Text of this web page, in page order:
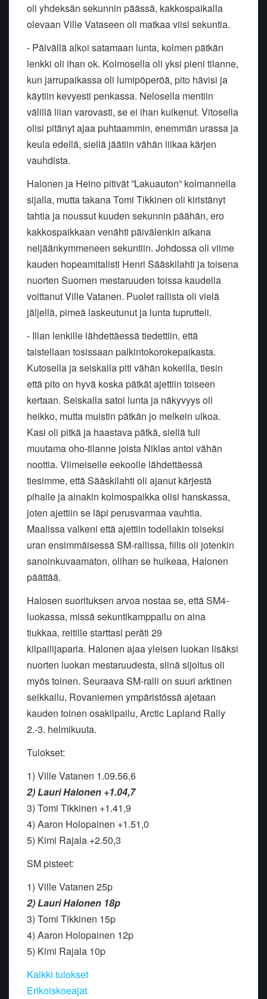
oli yhdeksän sekunnin päässä, kakkospaikalla
olevaan Ville Vataseen oli matkaa viisi sekuntia.
- Päivällä alkoi satamaan lunta, kolmen pätkän
lenkki oli ihan ok. Kolmosella oli yksi pieni tilanne,
kun jarrupaikassa oli lumipöperöä, pito hävisi ja
käytiin kevyesti penkassa. Nelosella mentiin
välillä liian varovasti, se ei ihan kulkenut. Vitosella
olisi pitänyt ajaa puhtaammin, enemmän urassa ja
keula edellä, siellä jäätiin vähän liikaa kärjen
vauhdista.
Halonen ja Heino pitivät ”Lakuauton” kolmannella
sijalla, mutta takana Tomi Tikkinen oli kiristänyt
tahtia ja noussut kuuden sekunnin päähän, ero
kakkospaikkaan venähti päivälenkin aikana
neljäänkymmeneen sekuntiin. Johdossa oli viime
kauden hopeamitalisti Henri Sääskilahti ja toisena
nuorten Suomen mestaruuden toissa kaudella
voittanut Ville Vatanen. Puolet rallista oli vielä
jäljellä, pimeä laskeutunut ja lunta tuprutteli.
- Illan lenkille lähdettäessä tiedettiin, että
taistellaan tosissaan palkintokorokepaikasta.
Kutosella ja seiskalla piti vähän kokeilla, tiesin
että pito on hyvä koska pätkät ajettiin toiseen
kertaan. Seiskalla satoi lunta ja näkyvyys oli
heikko, mutta muistin pätkän jo melkein ulkoa.
Kasi oli pitkä ja haastava pätkä, siellä tuli
muutama oho-tilanne joista Niklas antoi vähän
noottia. Viimeiselle eekoolle lähdettäessä
tiesimme, että Sääskilahti oli ajanut kärjestä
pihalle ja ainakin kolmospaikka olisi hanskassa,
joten ajettiin se läpi perusvarmaa vauhtia.
Maalissa valkeni että ajettiin todellakin toiseksi
uran ensimmäisessä SM-rallissa, fiilis oli jotenkin
sanoinkuvaamaton, olihan se huikeaa, Halonen
päättää.
Halosen suorituksen arvoa nostaa se, että SM4-
luokassa, missä sekuntikamppailu on aina
tiukkaa, reitille starttasi peräti 29
kilpailijaparia. Halonen ajaa yleisen luokan lisäksi
nuorten luokan mestaruudesta, siinä sijoitus oli
myös toinen. Seuraava SM-ralli on suuri arktinen
seikkailu, Rovaniemen ympäristössä ajetaan
kauden toinen osakilpailu, Arctic Lapland Rally
2.-3. helmikuuta.
Tulokset:
1) Ville Vatanen 1.09.56,6
2) Lauri Halonen +1.04,7
3) Tomi Tikkinen +1.41,9
4) Aaron Holopainen +1.51,0
5) Kimi Rajala +2.50,3
SM pisteet:
1) Ville Vatanen 25p
2) Lauri Halonen 18p
3) Tomi Tikkinen 15p
4) Aaron Holopainen 12p
5) Kimi Rajala 10p
Kaikki tulokset
Erikoiskoeajat